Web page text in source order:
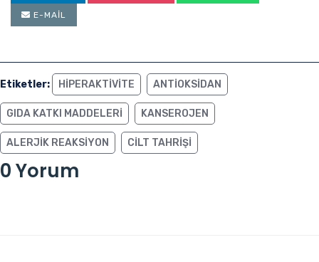
E-MAIL
Etiketler: HIPERAKTIVITE ANTIOKSIDAN
GIDA KATKI MADDELERI KANSEROJEN
ALERJIK REAKSIYON CILT TAHRIŞI
0 Yorum